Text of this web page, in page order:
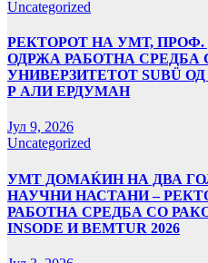
Uncategorized
РЕКТОРОТ НА УМТ,
ОДРЖА РАБОТНА СРЕДБА
УНИВЕРЗИТЕТОТ SUBÜ
Р АЛИ ЕРДУМАН
Јул 9, 2026
Uncategorized
УMТ ДОМАЌИН НА ДВА
НАУЧНИ НАСТАНИ –
РАБОТНА СРЕДБА СО
INSODE И BEMTUR 2026